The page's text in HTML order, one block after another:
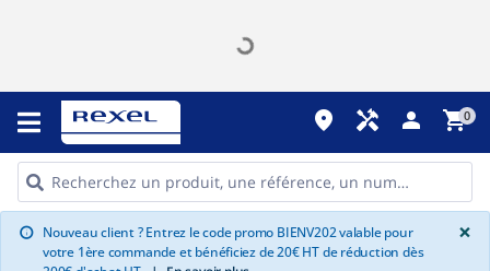
place handyman person shopping_cart0
info Nouveau client ? Entrez le code promo BIENV202 valable pour
votre 1ère commande et bénéficiez de 20€ HT de réduction dès
×